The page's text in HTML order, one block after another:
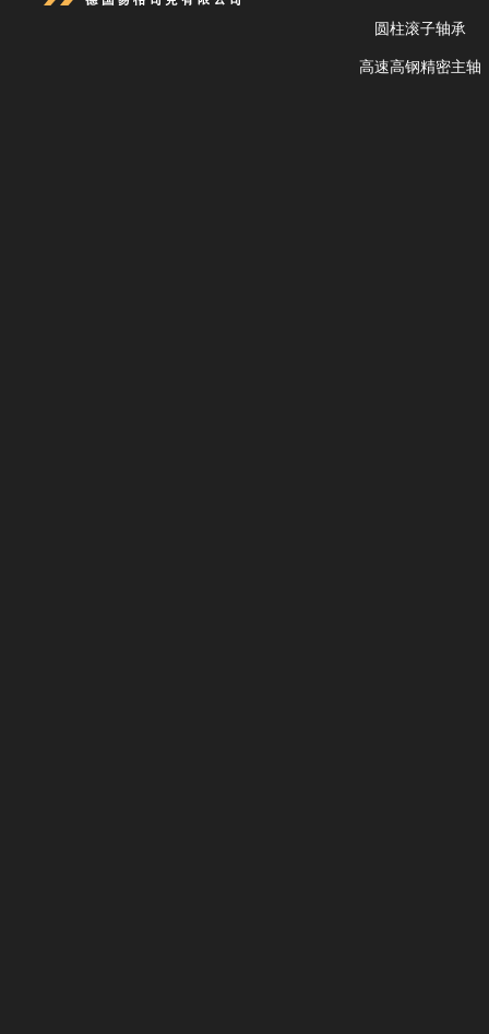
圆柱滚子轴承
高速高钢精密主轴